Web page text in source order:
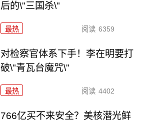
后的\"三国杀\"
最热 阅读 6359
对检察官体系下手！李在明要打
破\"青瓦台魔咒\"
最热 阅读 4402
766亿买不来安全？美核潜光鲜